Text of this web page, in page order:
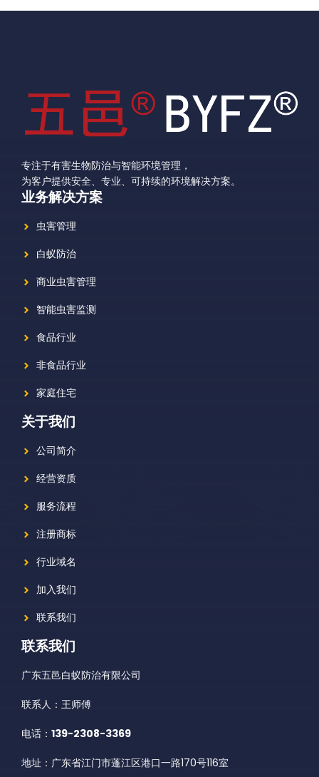
专注于有害生物防治与智能环境管理，
为客户提供安全、专业、可持续的环境解决方案。
业务解决方案
虫害管理
白蚁防治
商业虫害管理
智能虫害监测
食品行业
非食品行业
家庭住宅
关于我们
公司简介
经营资质
服务流程
注册商标
行业域名
加入我们
联系我们
联系我们
广东五邑白蚁防治有限公司
联系人：王师傅
电话： 139-2308-3369
地址：广东省江门市蓬江区港口一路170号116室